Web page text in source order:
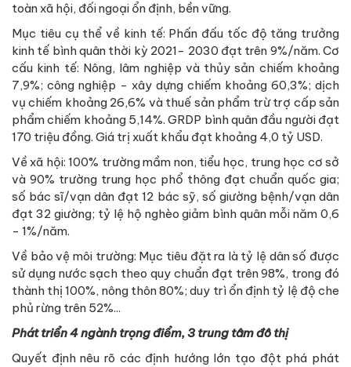
toàn xã hội, đối ngoại ổn định, bền vững.
Mục tiêu cụ thể về kinh tế: Phấn đấu tốc độ tăng trưởng
kinh tế bình quân thời kỳ 2021- 2030 đạt trên 9%/năm. Cơ
cấu kinh tế: Nông, lâm nghiệp và thủy sản chiếm khoảng
7,9%; công nghiệp - xây dựng chiếm khoảng 60,3%; dịch
vụ chiếm khoảng 26,6% và thuế sản phẩm trừ trợ cấp sản
phẩm chiếm khoảng 5,14%. GRDP bình quân đầu người đạt
170 triệu đồng. Giá trị xuất khẩu đạt khoảng 4,0 tỷ USD.
Về xã hội: 100% trường mầm non, tiểu học, trung học cơ sở
và 90% trường trung học phổ thông đạt chuẩn quốc gia;
số bác sĩ/vạn dân đạt 12 bác sỹ, số giường bệnh/vạn dân
đạt 32 giường; tỷ lệ hộ nghèo giảm bình quân mỗi năm 0,6
- 1%/năm.
Về bảo vệ môi trường: Mục tiêu đặt ra là tỷ lệ dân số được
sử dụng nước sạch theo quy chuẩn đạt trên 98%, trong đó
thành thị 100%, nông thôn 80%; duy trì ổn định tỷ lệ độ che
phủ rừng trên 52%...
Phát triển 4 ngành trọng điểm, 3 trung tâm đô thị
Quyết định nêu rõ các định hướng lớn tạo đột phá phát